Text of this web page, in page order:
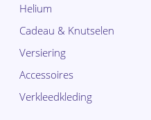
Helium
Cadeau & Knutselen
Versiering
Accessoires
Verkleedkleding